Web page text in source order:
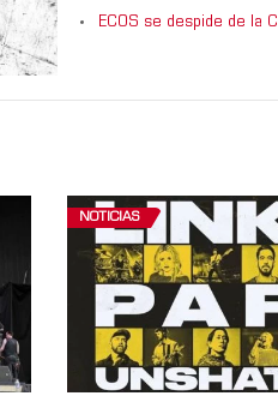
ECOS se despide de la
NOTICIAS